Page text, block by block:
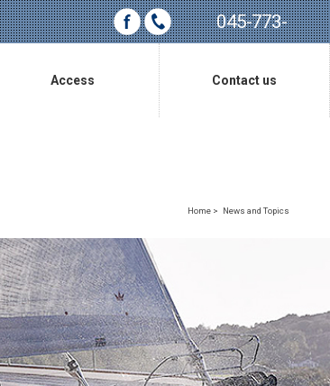
045-773-
Access
アクセス Contact us
お問い合わせ
Home > News and Topics